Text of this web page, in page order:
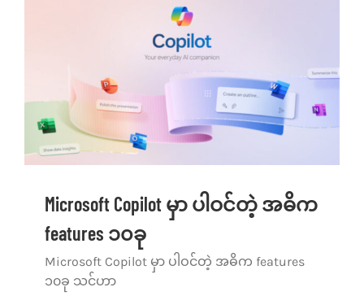
Microsoft Copilot မှာ ပါဝင်တဲ့ အဓိက
features ၁၀ခု
Microsoft Copilot မှာ ပါဝင်တဲ့ အဓိက features
၁၀ခု သင်ဟာ